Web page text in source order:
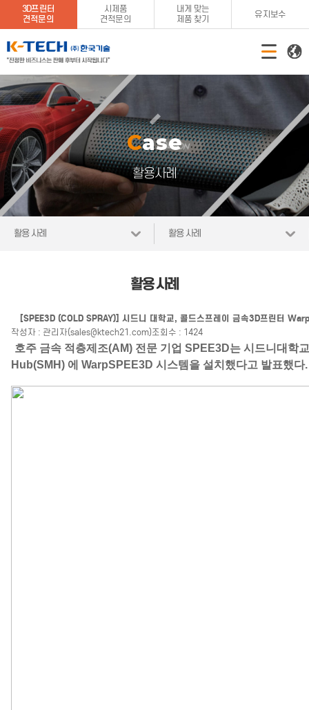
3D프린터
견적문의
시제품
견적문의
내게 맞는
제품 찾기
유지보수
Case
활용사례
활용 사례 활용 사례
활용 사례
[SPEE3D (COLD SPRAY)] 시드니 대학교, 콜드스프레이 금속3D프린터
작성자 : 관리자(sales@ktech21.com)조회수 : 1424
호주 금속 적층제조(AM) 전문 기업 SPEE3D는 시드니대학
Hub(SMH) 에 WarpSPEE3D 시스템을 설치했다고 발표했다.